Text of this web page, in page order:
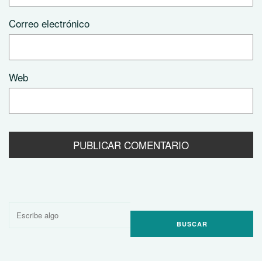
Correo electrónico
Web
Buscar